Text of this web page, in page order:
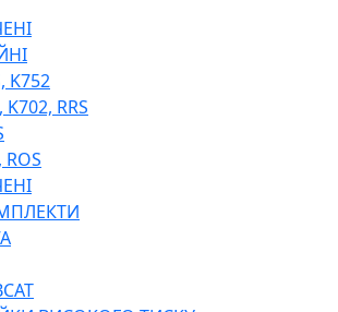
ВИТРАТОМІРИ ДЛЯ ПАЛЬНОГО
ШЛАНГІВ
ТА КОМПЛЕКТИ ЗАПРАВКИ
КОЛОНКИ
ДЛЯ РУКАВІВ ВИСОКОГО ТИСКУ
K752
K702, RRS
ROS